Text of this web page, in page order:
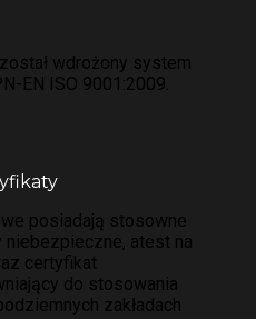
wdrożony system
EN ISO 9001:2009.
posiadają stosowne
niebezpieczne, atest na
certyfikat
do stosowania
zakładach